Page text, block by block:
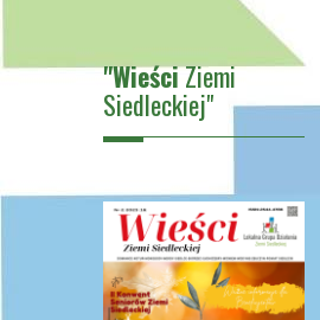
"WieściZiemi
Siedleckiej"